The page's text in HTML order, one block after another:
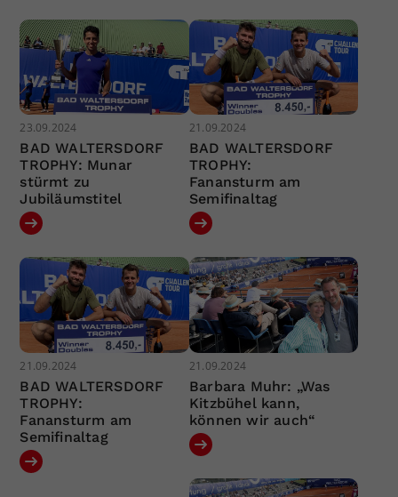
23.09.2024
BAD WALTERSDORF
TROPHY: Munar
stürmt zu
Jubiläumstitel
21.09.2024
BAD WALTERSDORF
TROPHY:
Fanansturm am
Semifinaltag
21.09.2024
BAD WALTERSDORF
TROPHY:
Fanansturm am
Semifinaltag
21.09.2024
Barbara Muhr: „Was
Kitzbühel kann,
können wir auch“